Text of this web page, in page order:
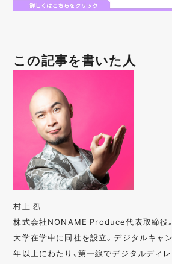
この記事を書いた人
村上 烈
株式会社NONAME Produce代表取締役
大学在学中に同社を設立。デジタルキャ
年以上にわたり、第一線でデジタルディ